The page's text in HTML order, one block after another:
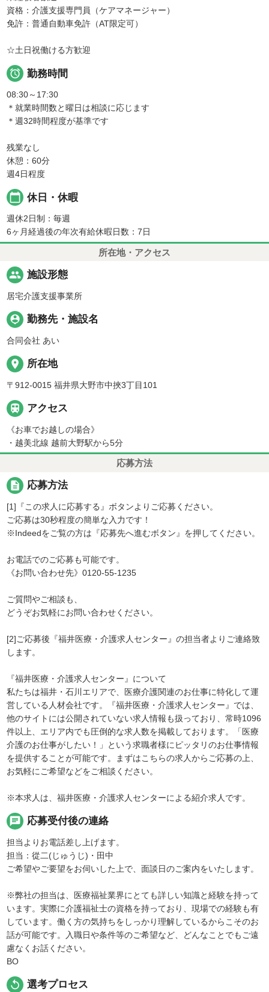
資格：介護支援専門員（ケアマネージャー）
免許：普通自動車免許（AT限定可）
☆土日祝働ける方歓迎
 勤務時間
08:30～17:30
＊就業時間数と曜日は相談に応じます
＊週32時間程度が基準です
残業なし
休憩：60分
週4日程度
calendar_today 休日・休暇
週休2日制：毎週
6ヶ月経過後の年次有給休暇日数：7日
所在地・アクセス
people 施設形態
居宅介護支援事業所
person_pin 勤務先・施設名
合同会社 あい
place 所在地
〒912-0015 福井県大野市中挾3丁目101
 アクセス
《お車でお越しの場合》
・越美北線 越前大野駅から5分
応募方法
description 応募方法
[1]『この求人に応募する』ボタンよりご応募ください。
ご応募は30秒程度の簡単な入力です！
※Indeedをご覧の方は『応募先へ進むボタン』を押してください。
お電話でのご応募も可能です。
《お問い合わせ先》0120-55-1235
ご質問やご相談も、
どうぞお気軽にお問い合わせください。
[2]ご応募後『福井医療・介護求人センター』の担当者よりご連絡致
します。
『福井医療・介護求人センター』について
私たちは福井・石川エリアで、医療介護関連のお仕事に特化して運
営している人材会社です。『福井医療・介護求人センター』では、
他のサイトには公開されていない求人情報も扱っており、常時1096
件以上、エリア内でも圧倒的な求人数を掲載しております。「医療
介護のお仕事がしたい！」という求職者様にピッタリのお仕事情報
を提供することが可能です。まずはこちらの求人からご応募の上、
お気軽にご希望などをご相談ください。
※本求人は、福井医療・介護求人センターによる紹介求人です。
chat 応募受付後の連絡
担当よりお電話差し上げます。
担当：從二(じゅうじ)・田中
ご希望やご要望をお伺いした上で、面談日のご案内をいたします。
※弊社の担当は、医療福祉業界にとても詳しい知識と経験を持って
います。実際に介護福祉士の資格を持っており、現場での経験も有
しています。働く方の気持ちをしっかり理解しているからこそのお
話が可能です。入職日や条件等のご希望など、どんなことでもご遠
慮なくお話ください。
BO
replay 選考プロセス